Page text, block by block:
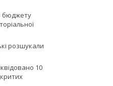
бюджету
розшукали
10